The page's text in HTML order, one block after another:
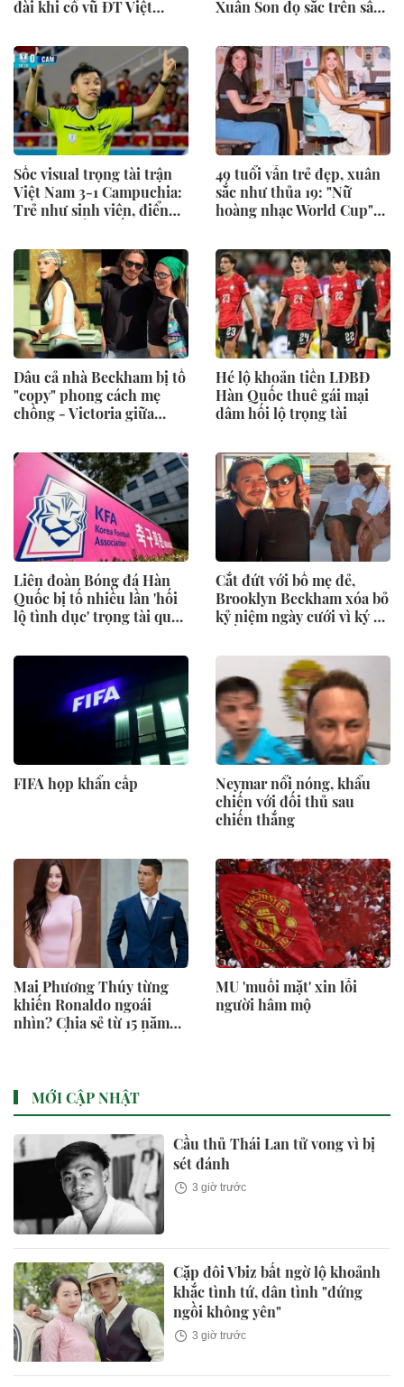
đài khi cổ vũ ĐT Việt
gây sốt
Xuân Son đọ sắc trên sân
Chung mới chiếm
"spotlight"
Sốc visual trọng tài trận
Việt Nam 3-1 Campuchia:
Trẻ như sinh viên, điển
mạng thi nhau "truy tìm"
danh tính
49 tuổi vẫn trẻ đẹp, xuân
sắc như thủa 19: "Nữ
hoàng nhạc World Cup"
huyền thoại sau 30 năm,
nhan sắc đỉnh cao gây sốt
Dâu cả nhà Beckham bị tố
"copy" phong cách mẹ
chồng - Victoria giữa
Hé lộ khoản tiền LĐBĐ
Hàn Quốc thuê gái mại
dâm hối lộ trọng tài
Liên đoàn Bóng đá Hàn
Quốc bị tố nhiều lần 'hối
lộ tình dục' trọng tài quốc
Cắt đứt với bố mẹ đẻ,
Brooklyn Beckham xóa bỏ
kỷ niệm ngày cưới vì ký ức
trong ngày cưới
FIFA họp khẩn cấp
Neymar nổi nóng, khẩu
chiến với đối thủ sau
chiến thắng
Mai Phương Thúy từng
khiến Ronaldo ngoái
nhìn? Chia sẻ từ 15 năm
MU 'muối mặt' xin lỗi
người hâm mộ
MỚI CẬP NHẬT
Cầu thủ Thái Lan tử vong vì bị
sét đánh
3 giờ trước
Cặp đôi Vbiz bất ngờ lộ khoảnh
khắc tình tứ, dân tình "đứng
ngồi không yên"
3 giờ trước